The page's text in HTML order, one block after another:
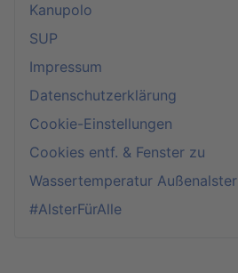
Kanupolo
SUP
Impressum
Datenschutzerklärung
Cookie-Einstellungen
Cookies entf. & Fenster zu
Wassertemperatur Außenalster
#AlsterFürAlle